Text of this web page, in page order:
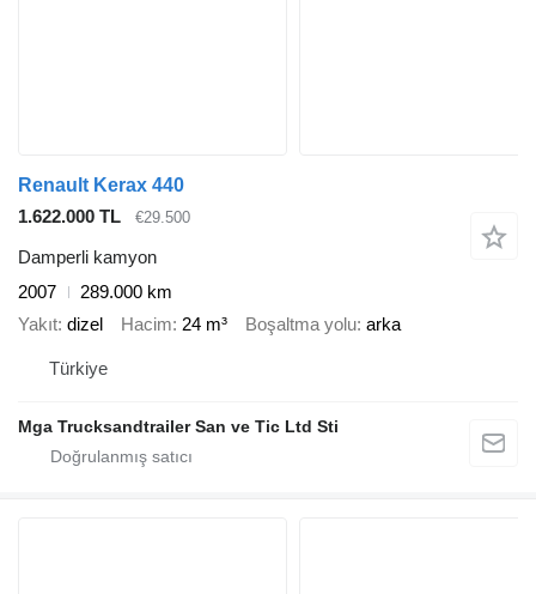
Renault Kerax 440
1.622.000 TL
€29.500
Damperli kamyon
2007
289.000 km
Yakıt dizel Hacim 24 m³ Boşaltma yolu arka
Türkiye
Mga Trucksandtrailer San ve Tic Ltd Sti